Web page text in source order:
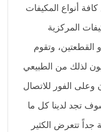
كافة أنواع المكيفات
المركزية
القطعتين، وتقوم
لذلك من الطبيعي
وعلى الفور للاتصال
تجد لدينا كل ما
جداً تتعرض الكثير